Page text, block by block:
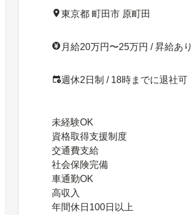
東京都 町田市 原町田
月給20万円〜25万円 / 昇給あり
週休2日制 / 18時までに退社可
未経験OK
資格取得支援制度
交通費支給
社会保険完備
車通勤OK
高収入
年間休日100日以上